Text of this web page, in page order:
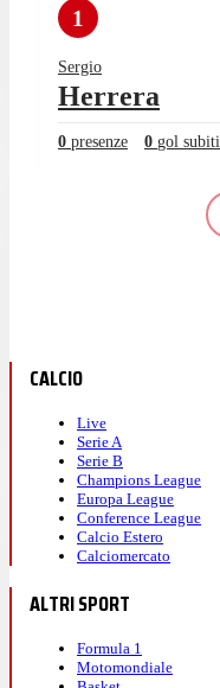
1
Sergio
Herrera
0 presenze 0 gol subiti
CALCIO
Live
Serie A
Serie B
Champions League
Europa League
Conference League
Calcio Estero
Calciomercato
ALTRI SPORT
Formula 1
Motomondiale